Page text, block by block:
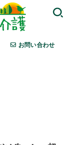
お問い合わせ